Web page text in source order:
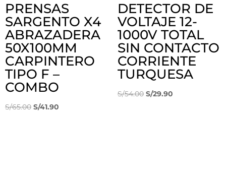
PRENSAS
SARGENTO X4
ABRAZADERA
50X100MM
CARPINTERO
TIPO F –
COMBO
S/65.00 El
S/41.90
DETECTOR DE
VOLTAJE 12-
1000V TOTAL
SIN CONTACTO
CORRIENTE
TURQUESA
S/54.00 El
S/29.90El